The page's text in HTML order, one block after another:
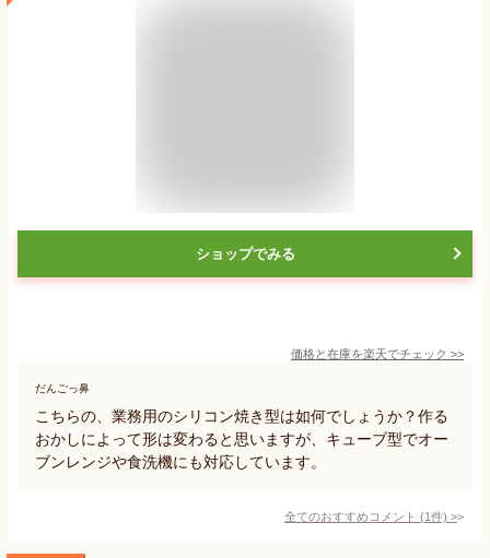
ショップでみる
価格と在庫を楽天でチェック >>
だんごっ鼻
こちらの、業務用のシリコン焼き型は如何でしょうか？作る
おかしによって形は変わると思いますが、キューブ型でオー
ブンレンジや食洗機にも対応しています。
全てのおすすめコメント (1件) >